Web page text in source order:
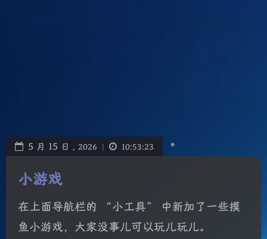
5 月 15 日 , 2026 | 10:53:23
小游戏
在上面导航栏的 “小工具” 中新加了一些摸
鱼小游戏，大家没事儿可以玩儿玩儿。